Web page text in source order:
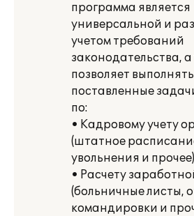
программа является
универсальной и
учетом требований
законодательства,
позволяет
поставленные
по:
• Кадровому учету
(штатное
увольнения и
• Расчету
(больничные листы,
командировки и